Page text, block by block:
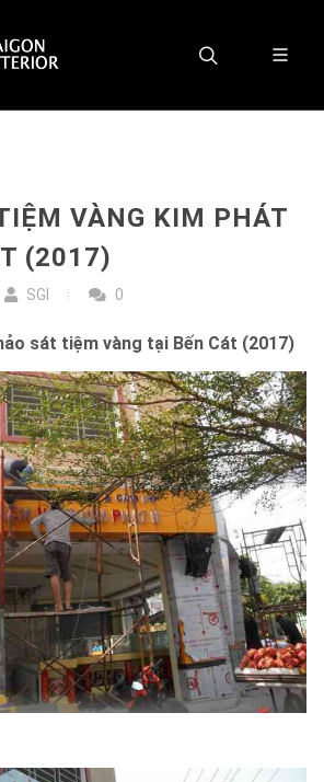
VÀNG KIM PHÁT
(2017)
SGI 0
sát tiệm vàng tại Bến Cát (2017)